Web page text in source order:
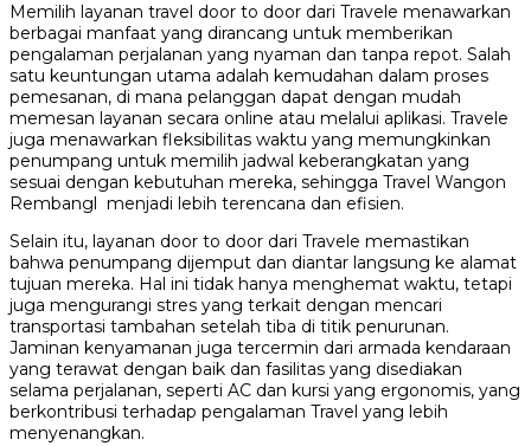
Memilih layanan travel door to door dari Travele menawarkan
berbagai manfaat yang dirancang untuk memberikan
pengalaman perjalanan yang nyaman dan tanpa repot. Salah
satu keuntungan utama adalah kemudahan dalam proses
pemesanan, di mana pelanggan dapat dengan mudah
memesan layanan secara online atau melalui aplikasi. Travele
juga menawarkan fleksibilitas waktu yang memungkinkan
penumpang untuk memilih jadwal keberangkatan yang
sesuai dengan kebutuhan mereka, sehingga Travel Wangon
Rembangl menjadi lebih terencana dan efisien.
Selain itu, layanan door to door dari Travele memastikan
bahwa penumpang dijemput dan diantar langsung ke alamat
tujuan mereka. Hal ini tidak hanya menghemat waktu, tetapi
juga mengurangi stres yang terkait dengan mencari
transportasi tambahan setelah tiba di titik penurunan.
Jaminan kenyamanan juga tercermin dari armada kendaraan
yang terawat dengan baik dan fasilitas yang disediakan
selama perjalanan, seperti AC dan kursi yang ergonomis, yang
berkontribusi terhadap pengalaman Travel yang lebih
menyenangkan.